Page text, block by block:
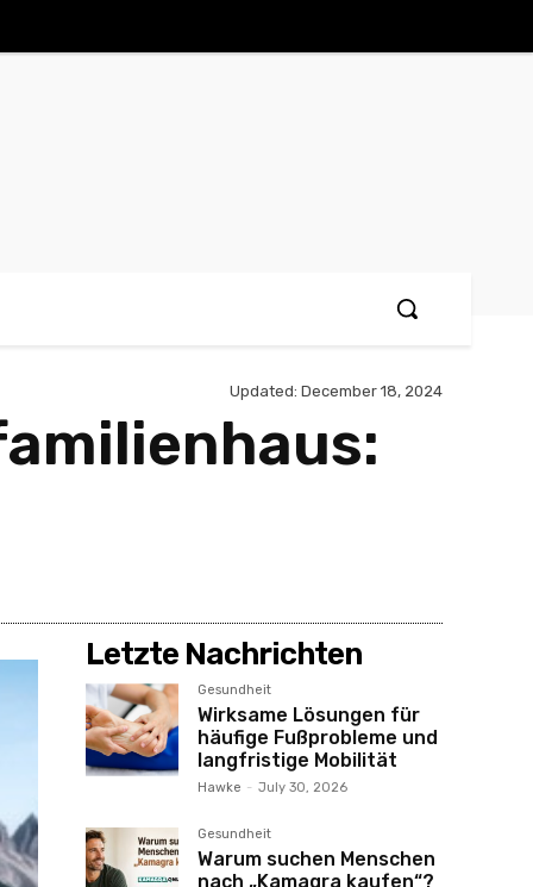
Updated: December 18, 2024
Letzte Nachrichten
Gesundheit
Wirksame Lösungen für
häufige Fußprobleme und
langfristige Mobilität
Hawke - July 30, 2026
Gesundheit
Warum suchen Menschen
nach „Kamagra kaufen“?